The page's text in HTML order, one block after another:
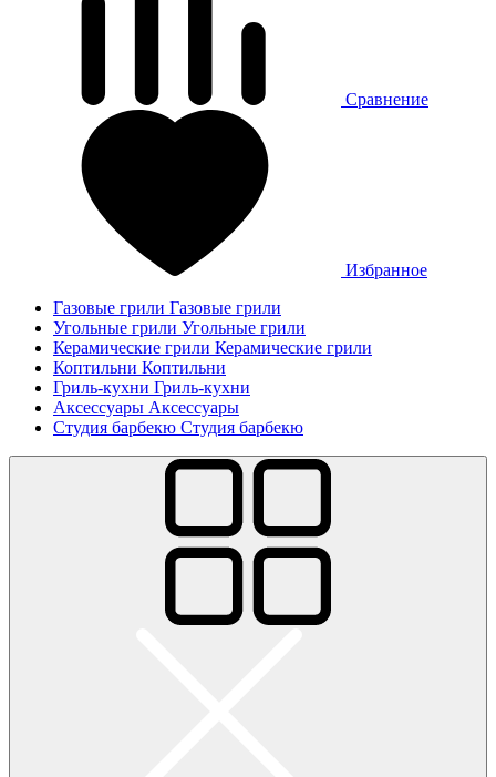
Сравнение
Избранное
Газовые грили Газовые грили
Угольные грили Угольные грили
Керамические грили Керамические грили
Коптильни Коптильни
Гриль-кухни Гриль-кухни
Аксессуары Аксессуары
Студия барбекю Студия барбекю